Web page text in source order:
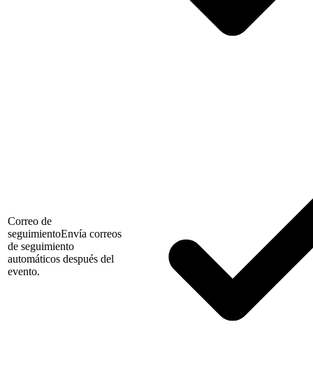
Correo de
seguimientoEnvía correos
de seguimiento
automáticos después del
evento.